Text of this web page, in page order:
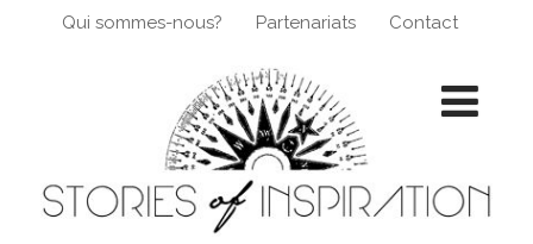
Qui sommes-nous? Partenariats Contact